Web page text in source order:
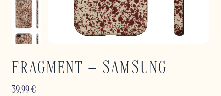
FRAGMENT – SAMSUNG
39,99€